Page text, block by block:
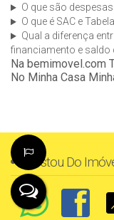
O que são
O que é SAC e
Qual a diferença
financiamento e saldo
Na bemimovel.com
No Minha Casa
Gostou Do